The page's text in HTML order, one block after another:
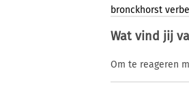
bronckhorst
Wat vind jij
Om te reageren